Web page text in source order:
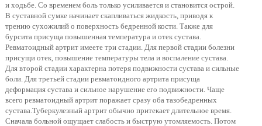
и ходьбе. Со временем боль только усиливается и становится острой.
В суставной сумке начинает скапливаться жидкость, приводя к
трению сухожилий о поверхность бедренной кости. Также для
бурсита присуща повышенная температура и отек сустава.
Ревматоидный артрит имеете три стадии. Для первой стадии болезни
присущи отек, повышение температуры тела и воспаление сустава.
Для второй стадии характерна потеря подвижности сустава и сильные
боли. Для третьей стадии ревматоидного артрита присуща
деформация сустава и сильное нарушение его подвижности. Чаще
всего ревматоидный артрит поражает сразу оба тазобедренных
сустава.Туберкулезный артрит обычно притекает длительное время.
Сначала больной ощущает слабость и быструю утомляемость. Потом